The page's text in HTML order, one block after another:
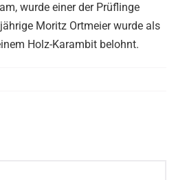
wurde einer der Prüflinge
Moritz Ortmeier wurde als
Holz-Karambit belohnt.